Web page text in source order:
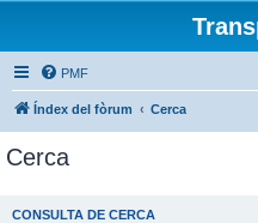
PMF
Índex del fòrum Cerca
Cerca
CONSULTA DE CERCA